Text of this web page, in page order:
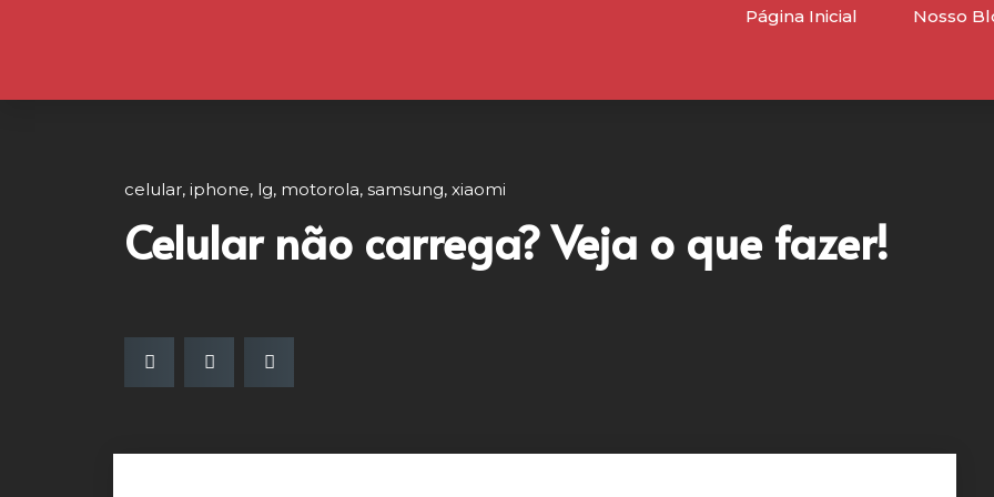
Página Inicial Nosso
celular, iphone, lg, motorola, samsung, xiaomi
Celular não carrega? Veja o que fazer!